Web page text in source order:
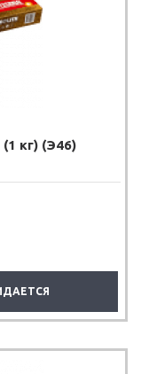
кг) (Э46)